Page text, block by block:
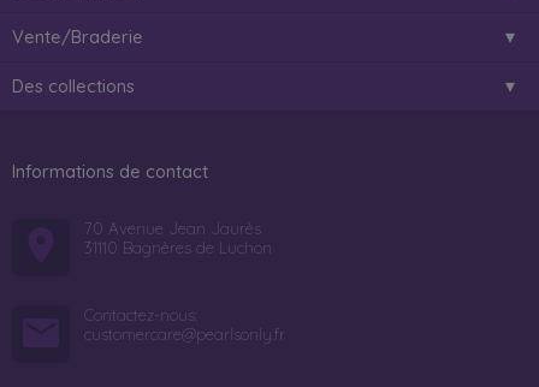
Vente/Braderie
Des collections
Informations de contact
70 Avenue Jean Jaurès
31110 Bagnères de Luchon
Contactez-nous:
customercare@pearlsonly.fr